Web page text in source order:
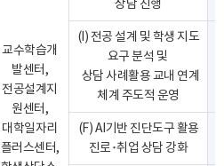
교수학습개
발센터,
전공설계지
원센터,
대학일자리
플러스센터,
상담 진행
(I) 전공 설계 및 학생 지도
요구 분석 및
상담 사례활용 교내 연계
체계 주도적 운영
(F) AI기반 진단도구 활용
진로･취업 상담 강화